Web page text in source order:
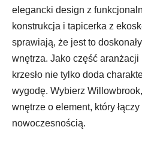
elegancki design z
konstrukcja i tapicerka z
sprawiają, że jest to
wnętrza. Jako część
krzesło nie tylko doda
wygodę. Wybierz
wnętrze o element, który
nowoczesnością.